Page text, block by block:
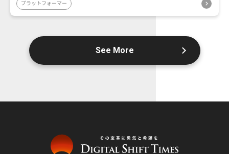
プラットフォーマー
See More